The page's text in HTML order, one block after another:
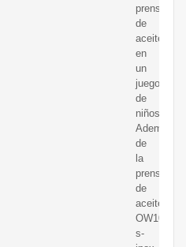
prensado
de
aceites
en
un
juego
de
niños.
Además
de
la
prensa
de
aceite
OW100
s-